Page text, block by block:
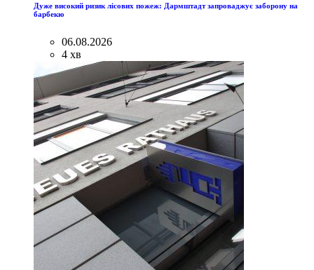
Дуже високий ризик лісових пожеж: Дармштадт запроваджує заборону на
барбекю
06.08.2026
4 хв